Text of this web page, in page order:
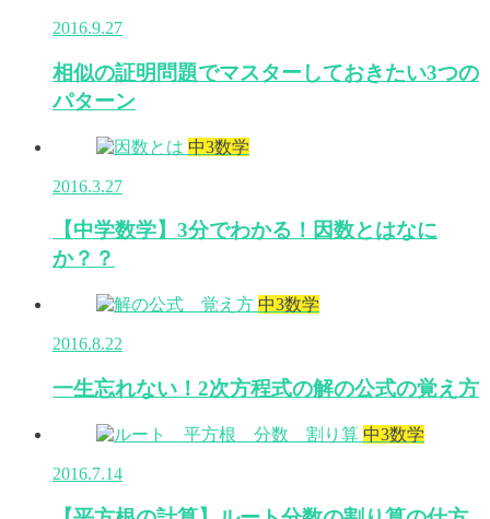
2016.9.27
相似の証明問題でマスターしておきたい3つの
パターン
中3数学
2016.3.27
【中学数学】3分でわかる！因数とはなに
か？？
中3数学
2016.8.22
一生忘れない！2次方程式の解の公式の覚え方
中3数学
2016.7.14